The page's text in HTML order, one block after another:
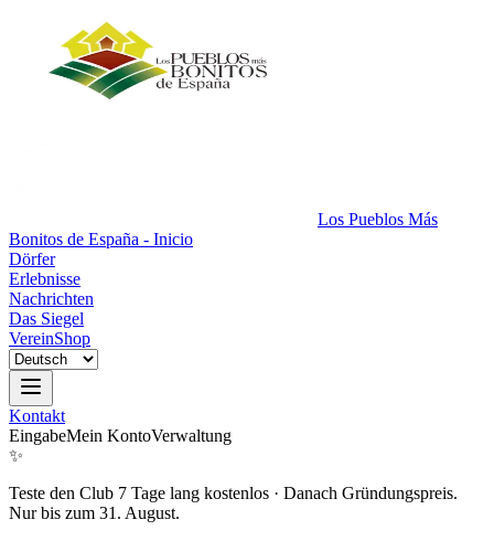
Los Pueblos Más
Bonitos de España - Inicio
Dörfer
Erlebnisse
Nachrichten
Das Siegel
VereinShop
Kontakt
EingabeMein KontoVerwaltung
✨
Teste den Club 7 Tage lang kostenlos · Danach Gründungspreis.
Nur bis zum 31. August.